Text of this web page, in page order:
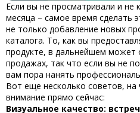
Если вы не просматривали и не
месяца – самое время сделать
не только добавление новых
каталога. То, как вы
продукте, в дальнейшем может
продажах, так что если вы не
вам пора нанять
Вот еще несколько советов, на
внимание прямо сейчас:
Визуальное качество: